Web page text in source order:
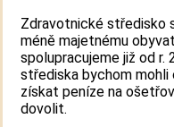
Zdravotnické středisko
méně majetnému
spolupracujeme již od r.
střediska bychom
získat peníze na
dovolit.